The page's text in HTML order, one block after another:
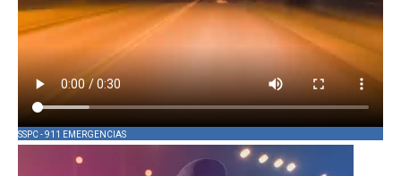
SSPC - 911 EMERGENCIAS